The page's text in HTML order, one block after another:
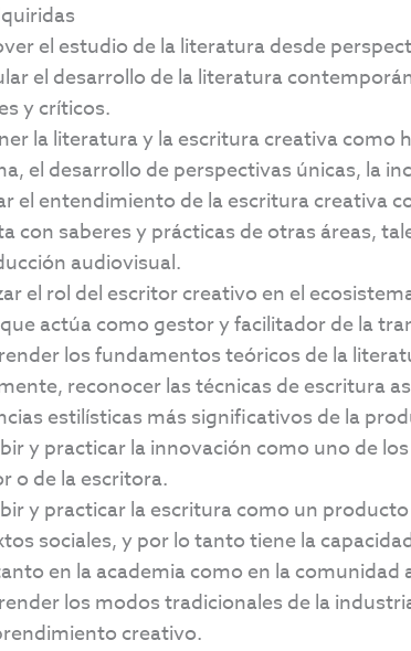
el estudio de la literatura desde
el desarrollo de la literatura
y críticos.
la literatura y la escritura creativa como
el desarrollo de perspectivas únicas, la
el entendimiento de la escritura creativa
con saberes y prácticas de otras áreas,
audiovisual.
el rol del escritor creativo en el
actúa como gestor y facilitador de la
los fundamentos teóricos de la
reconocer las técnicas de escritura
estilísticas más significativos de la
y practicar la innovación como uno de
o de la escritora.
y practicar la escritura como un
sociales, y por lo tanto tiene la
en la academia como en la comunidad
los modos tradicionales de la
creativo.